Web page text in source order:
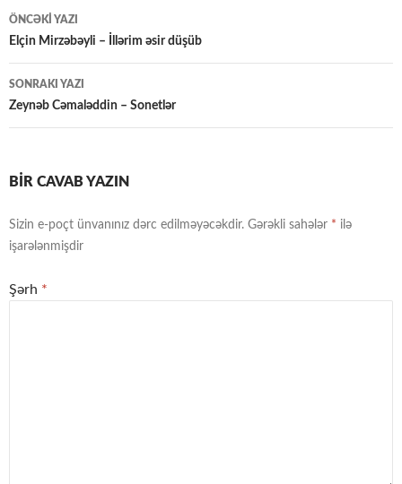
Yazılar
üzrə
naviqasiya
ÖNCƏKI YAZI
Elçin Mirzəbəyli – İllərim əsir düşüb
SONRAKI YAZI
Zeynəb Cəmaləddin – Sonetlər
BIR CAVAB YAZIN
Sizin e-poçt ünvanınız dərc edilməyəcəkdir. Gərəkli sahələr * ilə
işarələnmişdir
Şərh *